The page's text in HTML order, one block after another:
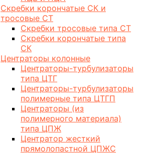
Скребки корончатые СК и
тросовые СТ
Скребки тросовые типа СТ
Скребки корончатые типа
СК
Центраторы колонные
Центраторы-турбулизаторы
типа ЦТГ
Центраторы-турбулизаторы
полимерные типа ЦТГП
Центраторы (из
полимерного материала)
типа ЦПЖ
Центратор жесткий
прямолопастной ЦПЖС